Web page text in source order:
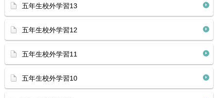
五年生校外学習13
五年生校外学習12
五年生校外学習11
五年生校外学習10